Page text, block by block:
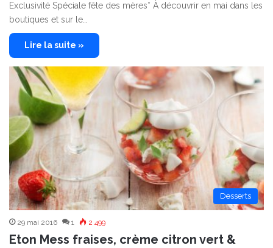
Exclusivité Spéciale fête des mères* À découvrir en mai dans les
boutiques et sur le…
Lire la suite »
Desserts
29 mai 2016 1 2 499
Eton Mess fraises, crème citron vert &